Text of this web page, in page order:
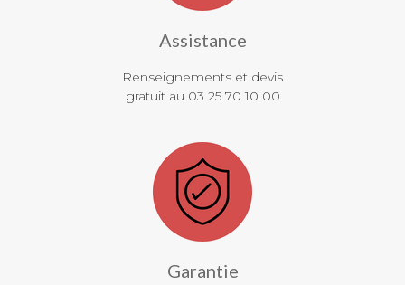
Assistance
Renseignements et devis
gratuit au 03 25 70 10 00
Garantie